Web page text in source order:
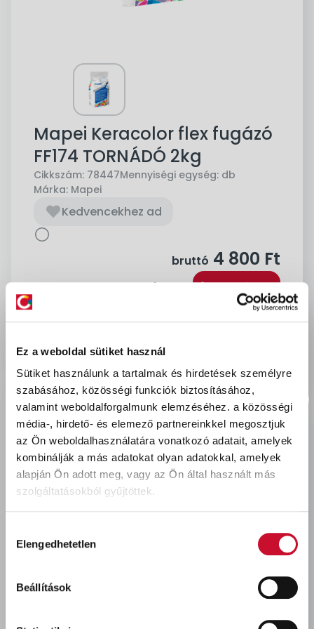
Ez a weboldal sütiket használ
Sütiket használunk a tartalmak és hirdetések személyre
szabásához, közösségi funkciók biztosításához,
valamint weboldalforgalmunk elemzéséhez. a közösségi
média-, hirdető- és elemező partnereinkkel megosztjuk
az Ön weboldalhasználatára vonatkozó adatait, amelyek
kombinálják a más adatokat olyan adatokkal, amelyek
alapján Ön adott meg, vagy az Ön által használt más
szolgáltatásokból gyűjtöttek.
kiválasztása
Elengedhetetlen
Beállítások
Mapei Keracolor flex fugázó
FF174 TORNÁDÓ 2kg
Cikkszám: 78447Mennyiségi egység: db
Márka: Mapei
Kedvencekhez ad
bruttó 4 800 Ft
Kosárba
delivery Szállítási díjak:
Kiszállítás - MPL csomagfeladás:
Utoljára megtekintett termékek